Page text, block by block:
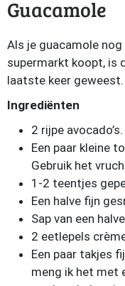
Guacamole
Als je guacamole
supermarkt koopt, is
laatste keer geweest.
Ingrediënten
2 rijpe avocado’s.
Een paar kleine
Gebruik het
1-2 teentjes
Een halve fijn
Sap van een
2 eetlepels
Een paar takjes
meng ik het met